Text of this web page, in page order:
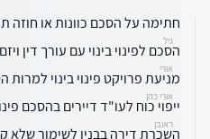
חתימה על הסכם כוונות או חוזה
גיל
הסכם לפינוי בינוי עם עורך דין
אורי
מניעת פרויקט פינוי בינוי
אורי כהן
ייפוי כוח לעו"ד דיירים בהסכם
ראובן
השכרת דירה בבנין לשימור שלא